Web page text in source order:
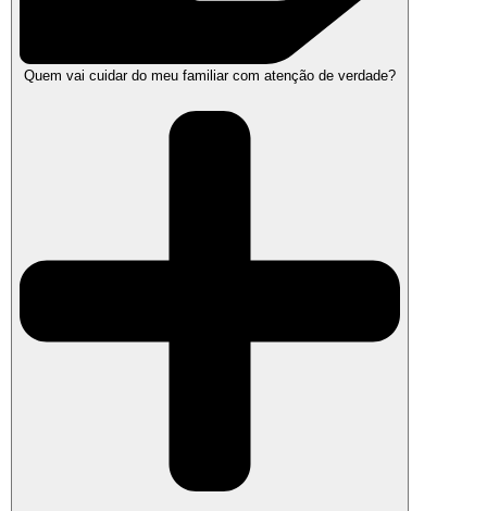
Quem vai cuidar do meu familiar com atenção de verdade?